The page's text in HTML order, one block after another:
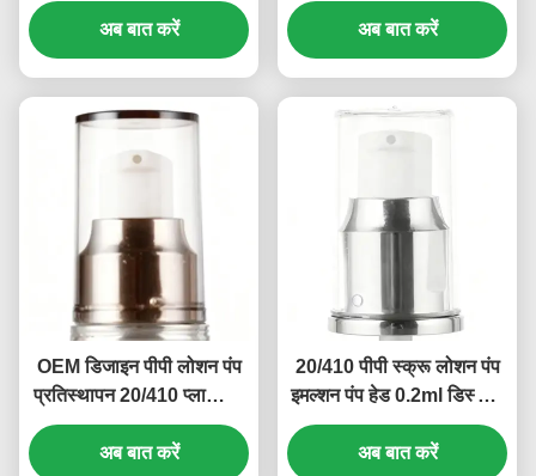
अब बात करें
अब बात करें
OEM डिजाइन पीपी लोशन पंप
प्रतिस्थापन 20/410 प्लास्टिक
उपचार पंप 0.2ml (MC-131)
अब बात करें
20/410 पीपी स्क्रू लोशन पंप
इमल्शन पंप हेड 0.2ml डिस्चार्ज
दर (MC-129)
अब बात करें